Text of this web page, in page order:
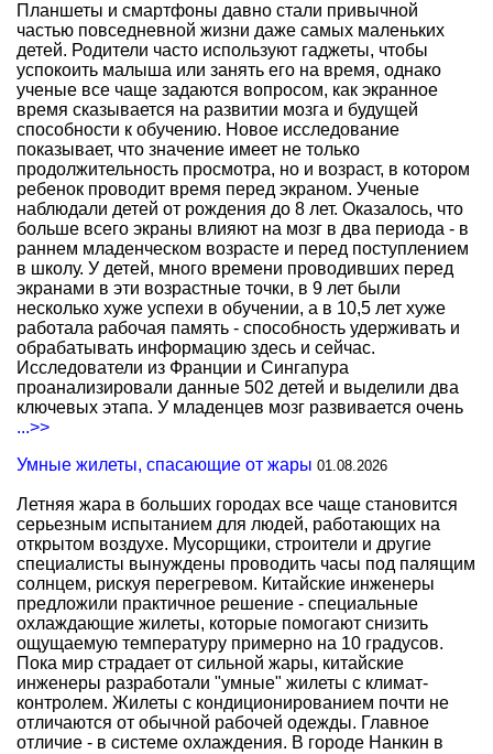
Планшеты и смартфоны давно стали привычной
частью повседневной жизни даже самых маленьких
детей. Родители часто используют гаджеты, чтобы
успокоить малыша или занять его на время, однако
ученые все чаще задаются вопросом, как экранное
время сказывается на развитии мозга и будущей
способности к обучению. Новое исследование
показывает, что значение имеет не только
продолжительность просмотра, но и возраст, в котором
ребенок проводит время перед экраном. Ученые
наблюдали детей от рождения до 8 лет. Оказалось, что
больше всего экраны влияют на мозг в два периода - в
раннем младенческом возрасте и перед поступлением
в школу. У детей, много времени проводивших перед
экранами в эти возрастные точки, в 9 лет были
несколько хуже успехи в обучении, а в 10,5 лет хуже
работала рабочая память - способность удерживать и
обрабатывать информацию здесь и сейчас.
Исследователи из Франции и Сингапура
проанализировали данные 502 детей и выделили два
ключевых этапа. У младенцев мозг развивается очень
...>>
Умные жилеты, спасающие от жары 01.08.2026
Летняя жара в больших городах все чаще становится
серьезным испытанием для людей, работающих на
открытом воздухе. Мусорщики, строители и другие
специалисты вынуждены проводить часы под палящим
солнцем, рискуя перегревом. Китайские инженеры
предложили практичное решение - специальные
охлаждающие жилеты, которые помогают снизить
ощущаемую температуру примерно на 10 градусов.
Пока мир страдает от сильной жары, китайские
инженеры разработали "умные" жилеты с климат-
контролем. Жилеты с кондиционированием почти не
отличаются от обычной рабочей одежды. Главное
отличие - в системе охлаждения. В городе Нанкин в